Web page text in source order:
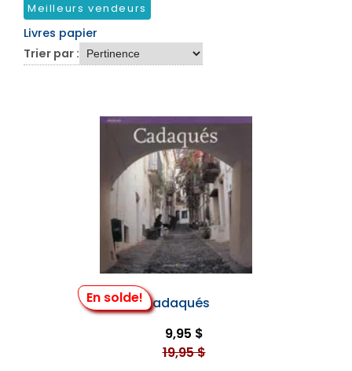
Meilleurs vendeurs
Livres papier
Trier par :
En solde! Cadaqués
9,95 $
19,95 $